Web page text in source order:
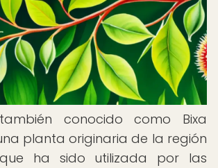
conocido como Bixa
planta originaria de la región
ha sido utilizada por las